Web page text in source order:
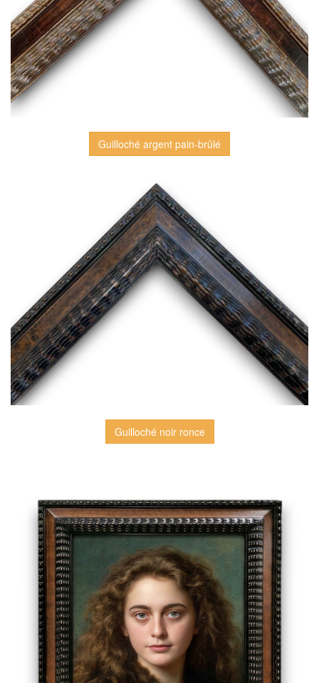
Guilloché argent pain-brûlé
Guilloché noir ronce